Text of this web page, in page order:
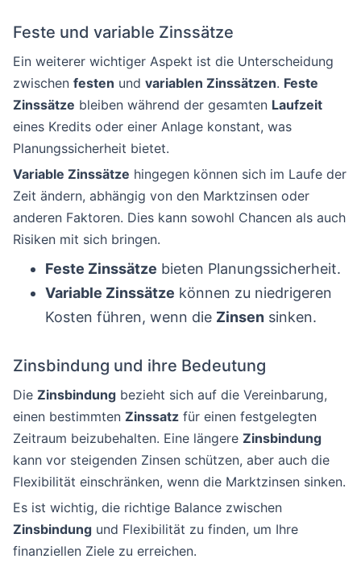
Feste und variable Zinssätze
Ein weiterer wichtiger Aspekt ist die Unterscheidung
zwischen festen und variablen Zinssätzen. Feste
Zinssätze bleiben während der gesamten Laufzeit
eines Kredits oder einer Anlage konstant, was
Planungssicherheit bietet.
Variable Zinssätze hingegen können sich im Laufe der
Zeit ändern, abhängig von den Marktzinsen oder
anderen Faktoren. Dies kann sowohl Chancen als auch
Risiken mit sich bringen.
Feste Zinssätze bieten Planungssicherheit.
Variable Zinssätze können zu niedrigeren
Kosten führen, wenn die Zinsen sinken.
Zinsbindung und ihre Bedeutung
Die Zinsbindung bezieht sich auf die Vereinbarung,
einen bestimmten Zinssatz für einen festgelegten
Zeitraum beizubehalten. Eine längere Zinsbindung
kann vor steigenden Zinsen schützen, aber auch die
Flexibilität einschränken, wenn die Marktzinsen sinken.
Es ist wichtig, die richtige Balance zwischen
Zinsbindung und Flexibilität zu finden, um Ihre
finanziellen Ziele zu erreichen.